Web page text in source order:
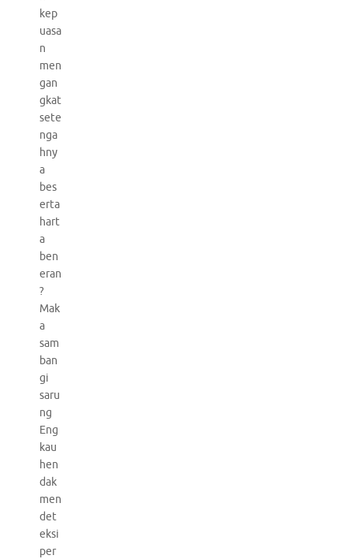
kep
uasa
n
men
gan
gkat
sete
nga
hny
a
bes
erta
hart
a
ben
eran
?
Mak
a
sam
ban
gi
saru
ng
Eng
kau
hen
dak
men
det
eksi
per